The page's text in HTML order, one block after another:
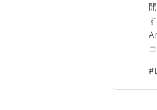
#